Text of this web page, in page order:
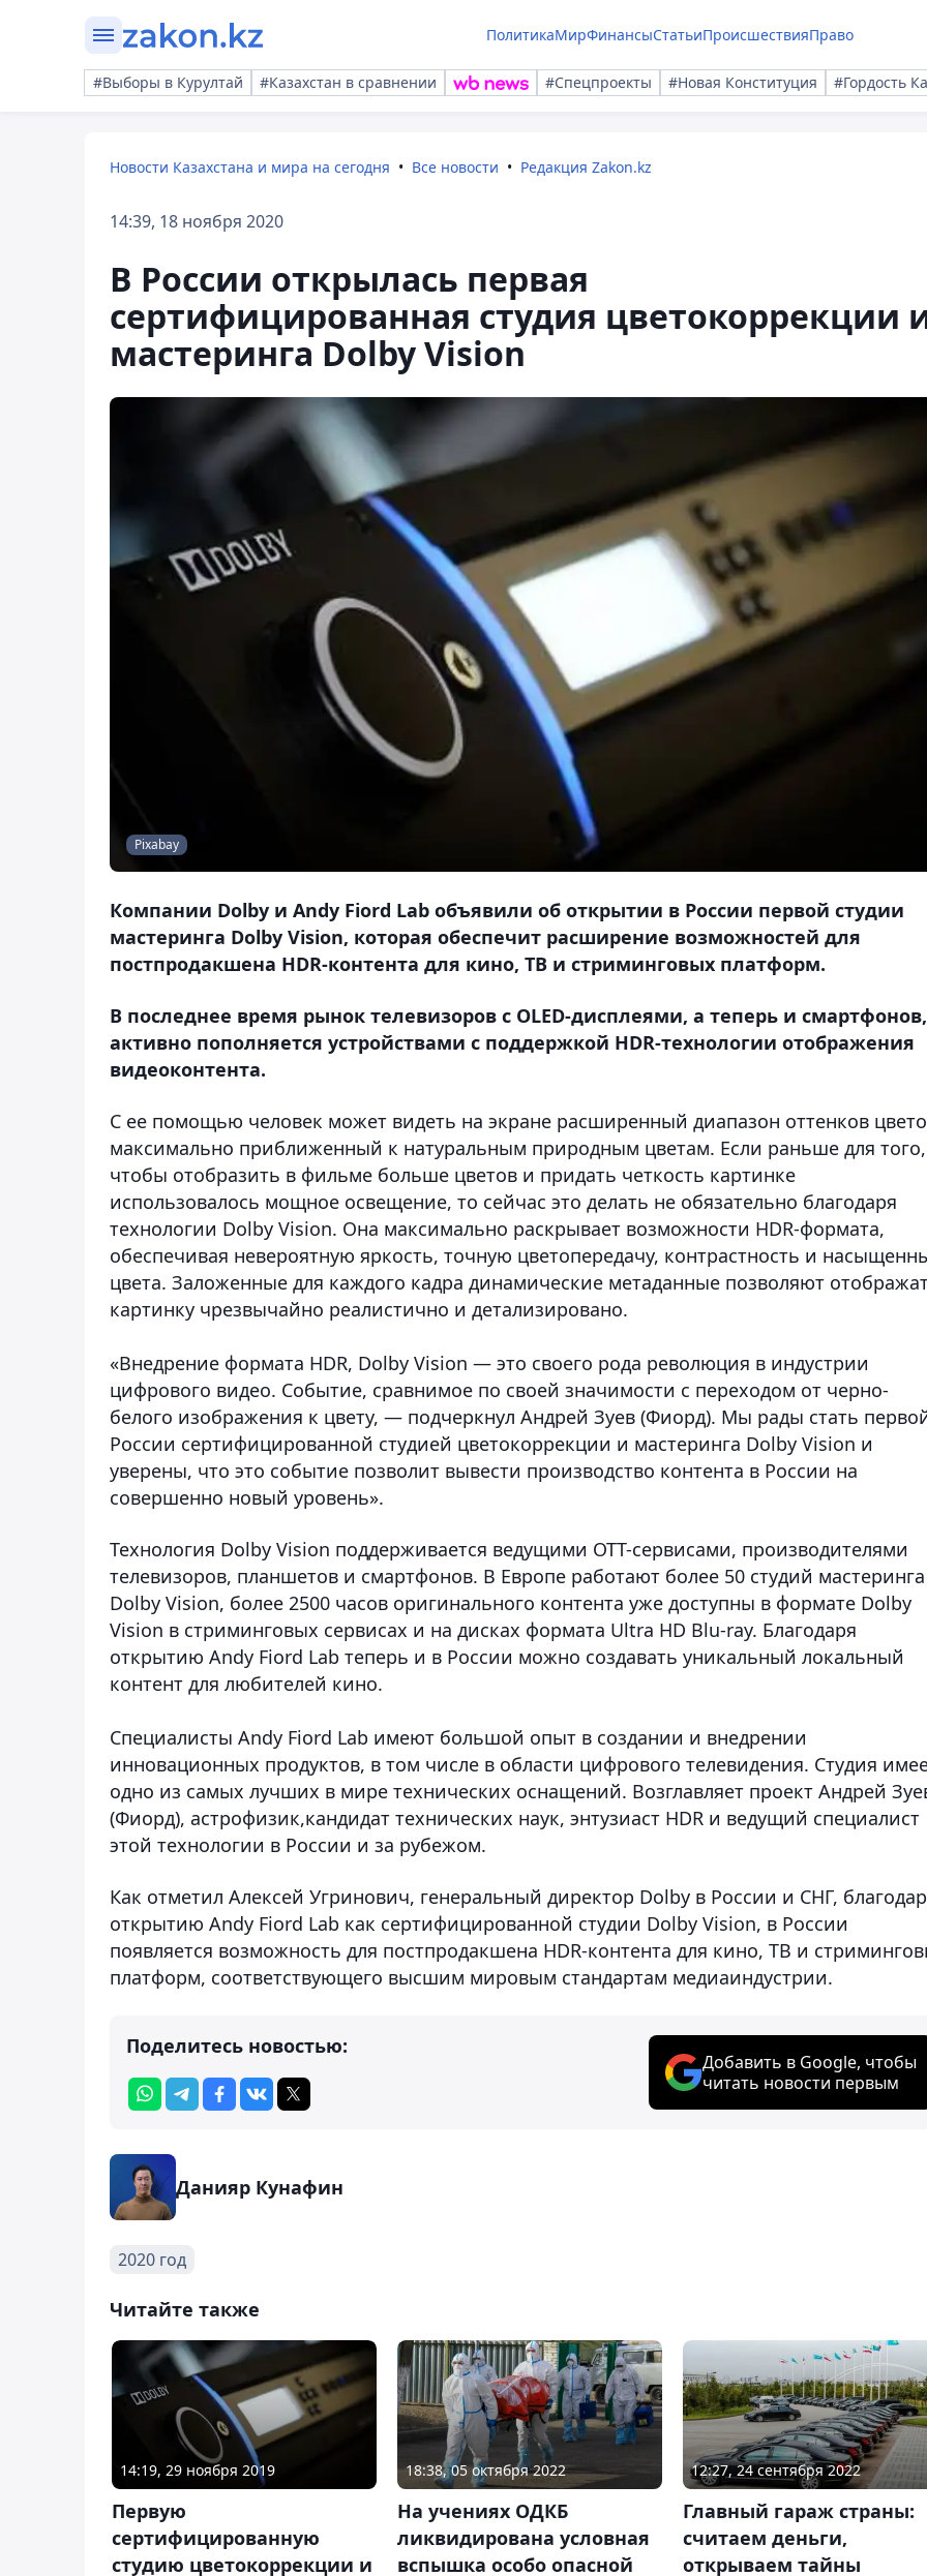
ПолитикаМирФинансыСтатьиПроисшествияПраво
#Выборы в Курултай #Казахстан в сравнении #Спецпроекты #Новая Конституция #Гордость
Новости Казахстана и мира на сегодня Все новости Редакция Zakon.kz
14:39, 18 ноября 2020
В России открылась первая
сертифицированная студия цветокоррекции
мастеринга Dolby Vision
Pixabay
Компании Dolby и Andy Fiord Lab объявили об открытии в России первой студии
мастеринга Dolby Vision, которая обеспечит расширение возможностей для
постпродакшена HDR-контента для кино, ТВ и стриминговых платформ.
В последнее время рынок телевизоров с OLED-дисплеями, а теперь и смартфонов,
активно пополняется устройствами с поддержкой HDR-технологии отображения
видеоконтента.
С ее помощью человек может видеть на экране расширенный диапазон оттенков
максимально приближенный к натуральным природным цветам. Если раньше для того,
чтобы отобразить в фильме больше цветов и придать четкость картинке
использовалось мощное освещение, то сейчас это делать не обязательно благодаря
технологии Dolby Vision. Она максимально раскрывает возможности HDR-формата,
обеспечивая невероятную яркость, точную цветопередачу, контрастность и
цвета. Заложенные для каждого кадра динамические метаданные позволяют
картинку чрезвычайно реалистично и детализировано.
«Внедрение формата HDR, Dolby Vision — это своего рода революция в индустрии
цифрового видео. Событие, сравнимое по своей значимости с переходом от черно-
белого изображения к цвету, — подчеркнул Андрей Зуев (Фиорд). Мы рады стать
России сертифицированной студией цветокоррекции и мастеринга Dolby Vision и
уверены, что это событие позволит вывести производство контента в России на
совершенно новый уровень».
Технология Dolby Vision поддерживается ведущими OTT-сервисами, производителями
телевизоров, планшетов и смартфонов. В Европе работают более 50 студий мастеринга
Dolby Vision, более 2500 часов оригинального контента уже доступны в формате Dolby
Vision в стриминговых сервисах и на дисках формата Ultra HD Blu-ray. Благодаря
открытию Andy Fiord Lab теперь и в России можно создавать уникальный локальный
контент для любителей кино.
Специалисты Andy Fiord Lab имеют большой опыт в создании и внедрении
инновационных продуктов, в том числе в области цифрового телевидения. Студия
одно из самых лучших в мире технических оснащений. Возглавляет проект Андрей
(Фиорд), астрофизик,кандидат технических наук, энтузиаст HDR и ведущий специалист
этой технологии в России и за рубежом.
Как отметил Алексей Угринович, генеральный директор Dolby в России и СНГ,
открытию Andy Fiord Lab как сертифицированной студии Dolby Vision, в России
появляется возможность для постпродакшена HDR-контента для кино, ТВ и
платформ, соответствующего высшим мировым стандартам медиаиндустрии.
Поделитесь новостью:
Добавить в Google, чтобы
читать новости первым
Данияр Кунафин
2020 год
Читайте также
14:19, 29 ноября 2019
Первую
сертифицированную
студию цветокоррекции и
18:38, 05 октября 2022
На учениях ОДКБ
ликвидирована условная
вспышка особо опасной
12:27, 24 сентября 2022
Главный гараж страны:
считаем деньги,
открываем тайны